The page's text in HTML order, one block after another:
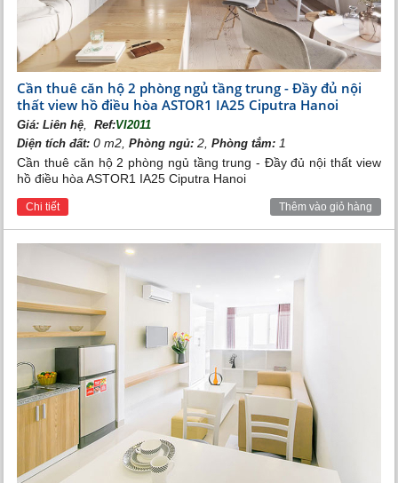
Phòng ngủ Vinhomes Riverside
Phòng giải trí Vinhomes Riverside
Biệt thự Vinhomes Riverside
được thiết kế sang trọng,
Cần thuê căn hộ 2 phòng ngủ tầng trung - Đầy đủ nội
thất view hồ điều hòa ASTOR1 IA25 Ciputra Hanoi
Giá:Liên hệ Ref:VI2011
Diện tích đất: 0 m2,Phòng ngủ: 2,Phòng tắm: 1
Cần thuê căn hộ 2 phòng ngủ tầng trung - Đầy đủ nội thất view
hồ điều hòa ASTOR1 IA25 Ciputra Hanoi
Chi tiết Thêm vào giỏ hàng